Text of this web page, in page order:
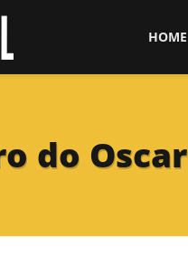
HOME
do Oscar